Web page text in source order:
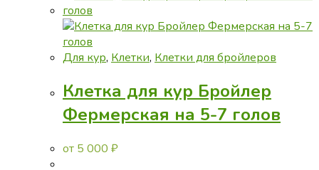
Для кур, Клетки, Клетки для бройлеров
Клетка для кур Бройлер
Фермерская на 5-7 голов
от 5 000 ₽